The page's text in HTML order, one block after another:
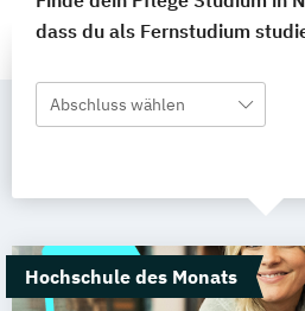
dass du als Fernstudium
Abschluss wählen
Hochschule des Monats